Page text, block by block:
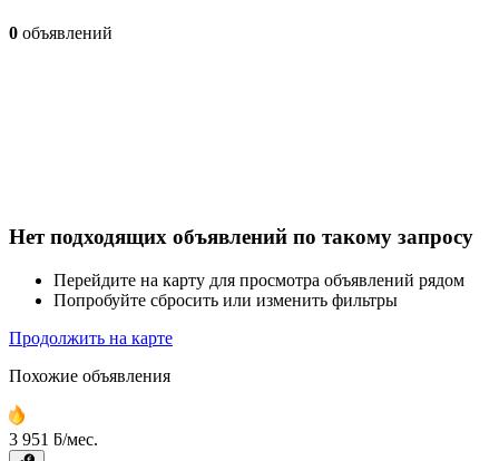
0 объявлений
Нет подходящих объявлений по такому запросу
Перейдите на карту для просмотра объявлений рядом
Попробуйте сбросить или изменить фильтры
Продолжить на карте
Похожие объявления
3 951 ƃ/мес.